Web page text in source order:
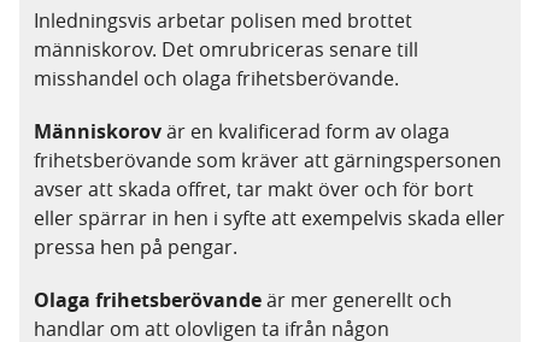
Inledningsvis arbetar polisen med brottet
människorov. Det omrubriceras senare till
misshandel och olaga frihetsberövande.
Människorovär en kvalificerad form av olaga
frihetsberövande som kräver att gärningspersonen
avser att skada offret, tar makt över och för bort
eller spärrar in hen i syfte att exempelvis skada eller
pressa hen på pengar.
Olaga frihetsberövandeär mer generellt och
handlar om att olovligen ta ifrån någon